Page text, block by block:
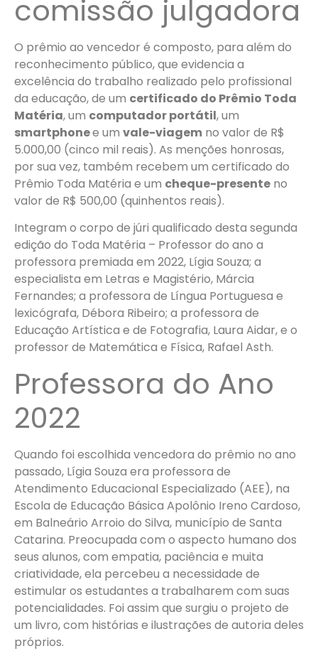
comissão julgadora
O prêmio ao vencedor é composto, para além do
reconhecimento público, que evidencia a
excelência do trabalho realizado pelo profissional
da educação, de um certificado do Prêmio Toda
Matéria, um computador portátil, um
smartphonee um vale-viagem no valor de R$
5.000,00 (cinco mil reais). As menções honrosas,
por sua vez, também recebem um certificado do
Prêmio Toda Matéria e um cheque-presente no
valor de R$ 500,00 (quinhentos reais).
Integram o corpo de júri qualificado desta segunda
edição do Toda Matéria – Professor do ano a
professora premiada em 2022, Lígia Souza; a
especialista em Letras e Magistério, Márcia
Fernandes; a professora de Língua Portuguesa e
lexicógrafa, Débora Ribeiro; a professora de
Educação Artística e de Fotografia, Laura Aidar, e o
professor de Matemática e Física, Rafael Asth.
Professora do Ano
2022
Quando foi escolhida vencedora do prêmio no ano
passado, Lígia Souza era professora de
Atendimento Educacional Especializado (AEE), na
Escola de Educação Básica Apolônio Ireno Cardoso,
em Balneário Arroio do Silva, município de Santa
Catarina. Preocupada com o aspecto humano dos
seus alunos, com empatia, paciência e muita
criatividade, ela percebeu a necessidade de
estimular os estudantes a trabalharem com suas
potencialidades. Foi assim que surgiu o projeto de
um livro, com histórias e ilustrações de autoria deles
próprios.